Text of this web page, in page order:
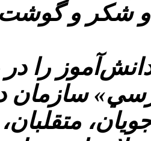
هم 10 هزار
سازمان